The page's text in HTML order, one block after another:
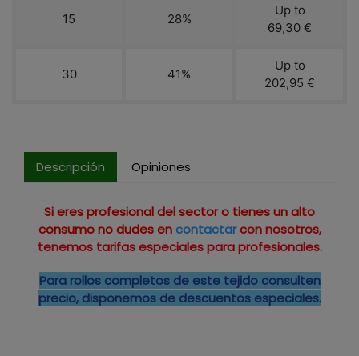
15 28%
Up to
69,30 €
30 41%
Up to
202,95 €
Descripción Opiniones
Si eres profesional del sector o tienes un alto
consumo no dudes en contactar con nosotros,
tenemos tarifas especiales para profesionales.
Para rollos completos de este tejido consulten
precio, disponemos de descuentos especiales.